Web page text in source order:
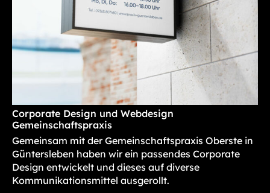
Corporate Design und Webdesign
Gemeinschaftspraxis
Gemeinsam mit der Gemeinschaftspraxis Oberste in
Güntersleben haben wir ein passendes Corporate
Design entwickelt und dieses auf diverse
Kommunikationsmittel ausgerollt.